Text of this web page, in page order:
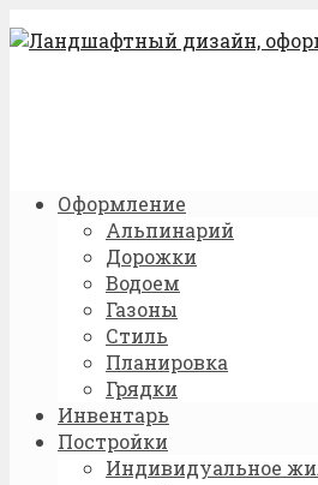
Оформление
Альпинарий
Дорожки
Водоем
Газоны
Стиль
Планировка
Грядки
Инвентарь
Постройки
Индивидуальное